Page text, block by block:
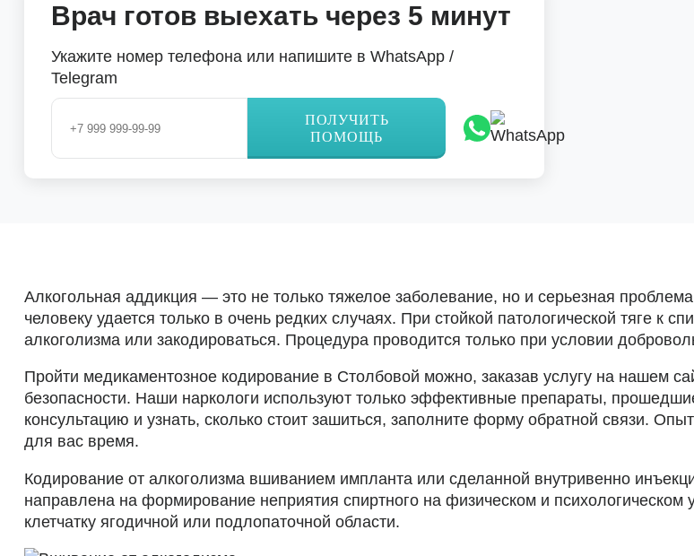
Врач готов выехать через 5 минут
Укажите номер телефона или напишите в WhatsApp /
Telegram
ПОЛУЧИТЬ
ПОМОЩЬ
Алкогольная аддикция — это не только тяжелое заболевание, но и серьезная
человеку удается только в очень редких случаях. При стойкой патологической тяге к
алкоголизма или закодироваться. Процедура проводится только при условии
Пройти медикаментозное кодирование в Столбовой можно, заказав услугу на нашем
безопасности. Наши наркологи используют только эффективные препараты,
консультацию и узнать, сколько стоит зашиться, заполните форму обратной связи.
для вас время.
Кодирование от алкоголизма вшиванием импланта или сделанной внутривенно
направлена на формирование неприятия спиртного на физическом и
клетчатку ягодичной или подлопаточной области.